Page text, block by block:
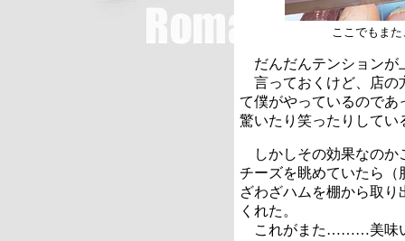
ここでもま
だんだんテンションが
言っておくけど、店の
て僕がやっているのであ
驚いたり笑ったりしてい
しかしその効果なのか
チーズを眺めていたら
ざわざハムを棚から取
くれた。
これがまた………美味